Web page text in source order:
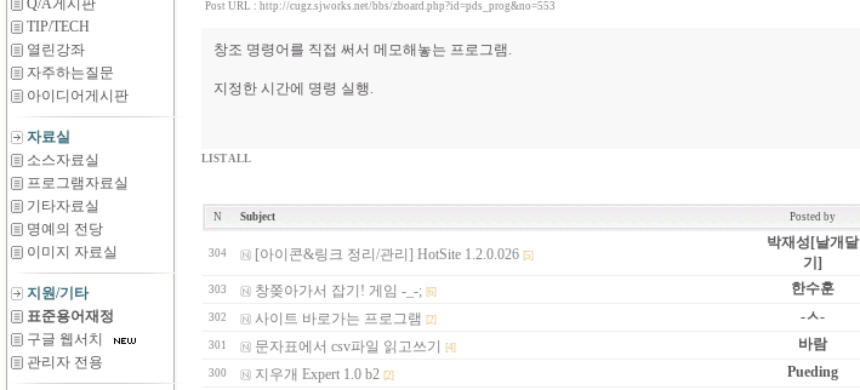
Q/A게시판
TIP/TECH
열린강좌
자주하는질문
아이디어게시판
자료실
소스자료실
프로그램자료실
기타자료실
명예의 전당
이미지 자료실
지원/기타
표준용어재정
구글 웹서치
관리자 전용
Post URL : http://cugz.sjworks.net/bbs/zboard.php?id=pds_prog&no=553
창조 명령어를 직접 써서 메모해놓는 프로그램.
지정한 시간에 명령 실행.
LIST ALL
N Subject Posted by
304 [아이콘&링크 정리/관리] HotSite 1.2.0.026 [5]
박재성[날개달
기]
303 창쫒아가서 잡기! 게임 -_-; [6] 한수훈
302 사이트 바로가는 프로그램 [2] -ㅅ-
301 문자표에서 csv파일 읽고쓰기 [4] 바람
300 지우개 Expert 1.0 b2 [2] Pueding